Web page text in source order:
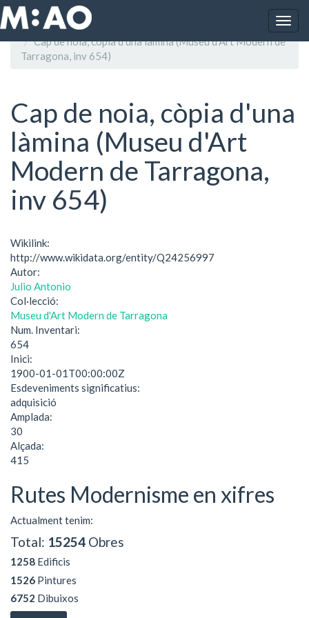
Vés al contingut
Inici
Cap de noia, còpia d'una làmina (Museu d'Art Modern de
Tarragona, inv 654)
Cap de noia, còpia d'una
làmina (Museu d'Art
Modern de Tarragona,
inv 654)
Wikilink:
http://www.wikidata.org/entity/Q24256997
Autor:
Julio Antonio
Col·lecció:
Museu d'Art Modern de Tarragona
Num. Inventari:
654
Inici:
1900-01-01T00:00:00Z
Esdeveniments significatius:
adquisició
Amplada:
30
Alçada:
415
Rutes Modernisme en xifres
Actualment tenim:
Total: 15254 Obres
1258 Edificis
1526 Pintures
6752 Dibuixos